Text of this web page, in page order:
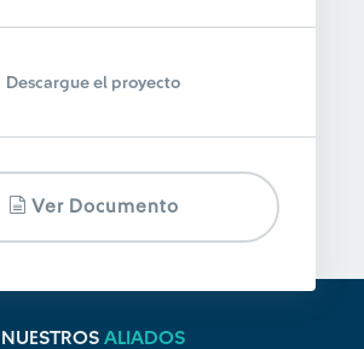
Descargue el proyecto
Ver Documento
NUESTROS ALIADOS